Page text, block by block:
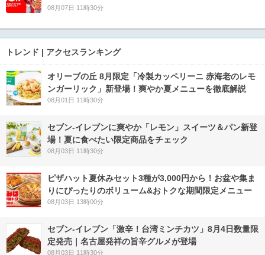
08月07日 11時30分
トレンド | アクセスランキング
オリーブの丘 8月限定「冷製カッペリーニ 赤海老のレモ
ンガーリック」新登場！爽やか夏メニューを徹底解説
08月01日 11時30分
セブン‐イレブンに爽やか「レモン」スイーツ＆パン新登
場！夏に食べたい限定商品をチェック
08月03日 11時30分
ピザハット夏休みセット3種が3,000円から！お盆や集ま
りにぴったりのボリューム&おトクな期間限定メニュー
08月03日 13時00分
セブン-イレブン「激辛！台湾ミンチカツ」8月4日数量限
定発売｜名古屋発祥の旨辛グルメが登場
08月03日 11時30分